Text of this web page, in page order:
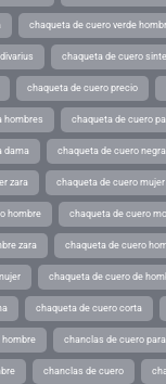
chaqueta de cuero verde
chaqueta de cuero
chaqueta de cuero precio
hombres chaqueta de cuero
dama chaqueta de cuero
zara chaqueta de cuero mujer
hombre chaqueta de cuero
zara chaqueta de cuero
chaqueta de cuero de
chaqueta de cuero corta
hombre chanclas de cuero
chanclas de cuero